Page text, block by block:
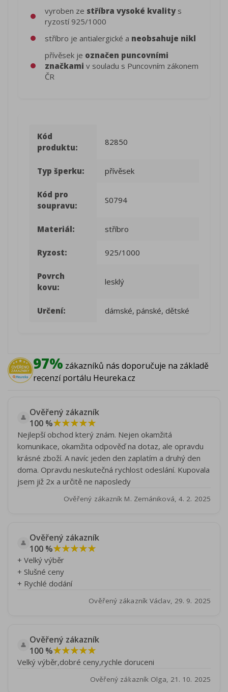
vyroben ze stříbra vysoké kvalitys
ryzostí 925/1000
stříbro je antialergické a neobsahuje nikl
přívěsek je označen puncovními
značkami v souladu s Puncovním zákonem
ČR
Kód
produktu:
82850
Typ šperku: přívěsek
Kód pro
soupravu:
S0794
Materiál: stříbro
Ryzost: 925/1000
Povrch
kovu:
lesklý
Určení: dámské, pánské, dětské
97% zákazníků nás doporučuje na základě
recenzí portálu Heureka.cz
👤 Ověřený zákazník
100 %★★★★★
Nejlepší obchod který znám. Nejen okamžitá
komunikace, okamžita odpověď na dotaz, ale opravdu
krásné zboží. A navíc jeden den zaplatím a druhý den
doma. Opravdu neskutečná rychlost odeslání. Kupovala
jsem již 2x a určitě ne naposledy
Ověřený zákazník M. Zemániková, 4. 2. 2025
👤 Ověřený zákazník
100 %★★★★★
+ Velký výběr
+ Slušné ceny
+ Rychlé dodání
Ověřený zákazník Václav, 29. 9. 2025
👤 Ověřený zákazník
100 %★★★★★
Velký výběr,dobré ceny,rychle doruceni
Ověřený zákazník Olga, 21. 10. 2025